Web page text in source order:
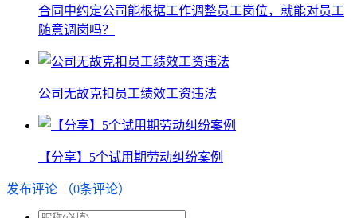
合同中约定公司能根据工作调整员工岗位，就能对员工
随意调岗吗？
公司无故克扣员工绩效工资违法
【分享】5个试用期劳动纠纷案例
发布评论 （0条评论）